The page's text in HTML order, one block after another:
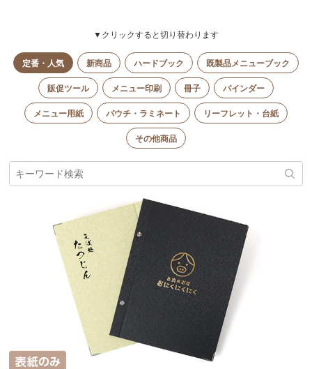
▼クリックすると切り替わります
定番・人気 新商品 ハードブック 既製品メニューブック
販促ツール メニュー印刷 冊子 バインダー
メニュー用紙 パウチ・ラミネート リーフレット・台紙
その他商品